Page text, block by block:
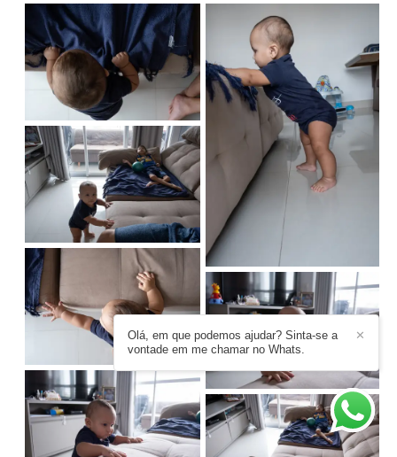
✕
Olá, em que podemos ajudar? Sinta-se a
vontade em me chamar no Whats.